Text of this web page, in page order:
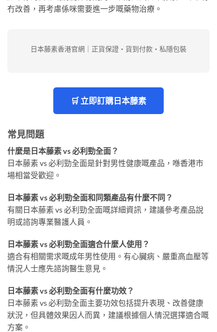
冇改善，再考慮係咪需要進一步嘅藥物治療。
日本藤素香港官網｜正貨保證・貨到付款・私隱包裝
🛒 立即訂購日本藤素
常見問題
什麼是日本藤素 vs 必利勁全面？
日本藤素 vs 必利勁全面是針對男性健康嘅產品，喺香港市
場相當受歡迎。
日本藤素 vs 必利勁全面和同類產品有什麼不同？
有關日本藤素 vs 必利勁全面嘅詳細資訊，建議參考產品說
明或諮詢專業醫護人員。
日本藤素 vs 必利勁全面適合什麼人使用？
適合有相關需求嘅成年男性使用。有心臟病、嚴重高血壓等
情況人士應先諮詢醫生意見。
日本藤素 vs 必利勁全面有什麼功效？
日本藤素 vs 必利勁全面主要功效包括提升表現、改善健康
狀況，但具體效果因人而異，建議根據個人情況選擇適合嘅
方案。